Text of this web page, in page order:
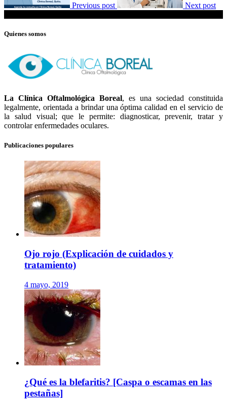
Previous post Next post
Quienes somos
La Clínica Oftalmológica Boreal, es una sociedad constituida
legalmente, orientada a brindar una óptima calidad en el servicio de
la salud visual; que le permite: diagnosticar, prevenir, tratar y
controlar enfermedades oculares.
Publicaciones populares
Ojo rojo (Explicación de cuidados y
tratamiento)
4 mayo, 2019
¿Qué es la blefaritis? [Caspa o escamas en las
pestañas]